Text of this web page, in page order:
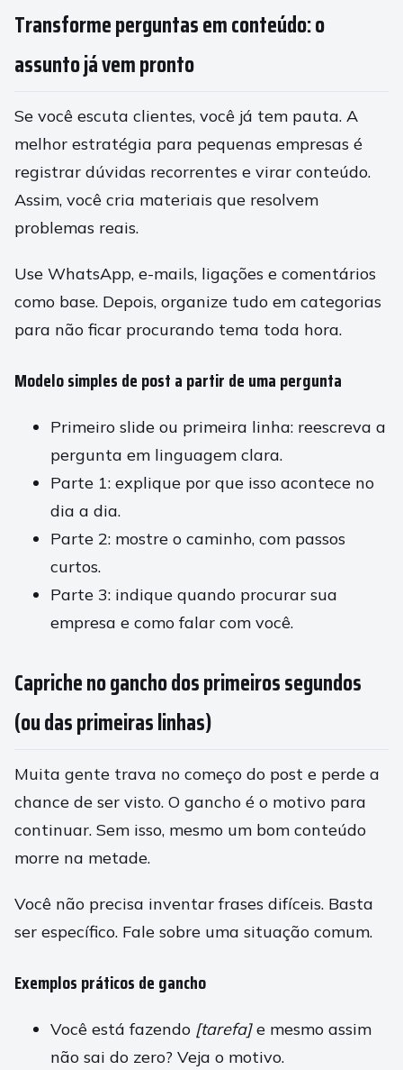
Transforme perguntas em conteúdo: o
assunto já vem pronto
Se você escuta clientes, você já tem pauta. A
melhor estratégia para pequenas empresas é
registrar dúvidas recorrentes e virar conteúdo.
Assim, você cria materiais que resolvem
problemas reais.
Use WhatsApp, e-mails, ligações e comentários
como base. Depois, organize tudo em categorias
para não ficar procurando tema toda hora.
Modelo simples de post a partir de uma pergunta
Primeiro slide ou primeira linha: reescreva a
pergunta em linguagem clara.
Parte 1: explique por que isso acontece no
dia a dia.
Parte 2: mostre o caminho, com passos
curtos.
Parte 3: indique quando procurar sua
empresa e como falar com você.
Capriche no gancho dos primeiros segundos
(ou das primeiras linhas)
Muita gente trava no começo do post e perde a
chance de ser visto. O gancho é o motivo para
continuar. Sem isso, mesmo um bom conteúdo
morre na metade.
Você não precisa inventar frases difíceis. Basta
ser específico. Fale sobre uma situação comum.
Exemplos práticos de gancho
Você está fazendo [tarefa]e mesmo assim
não sai do zero? Veja o motivo.